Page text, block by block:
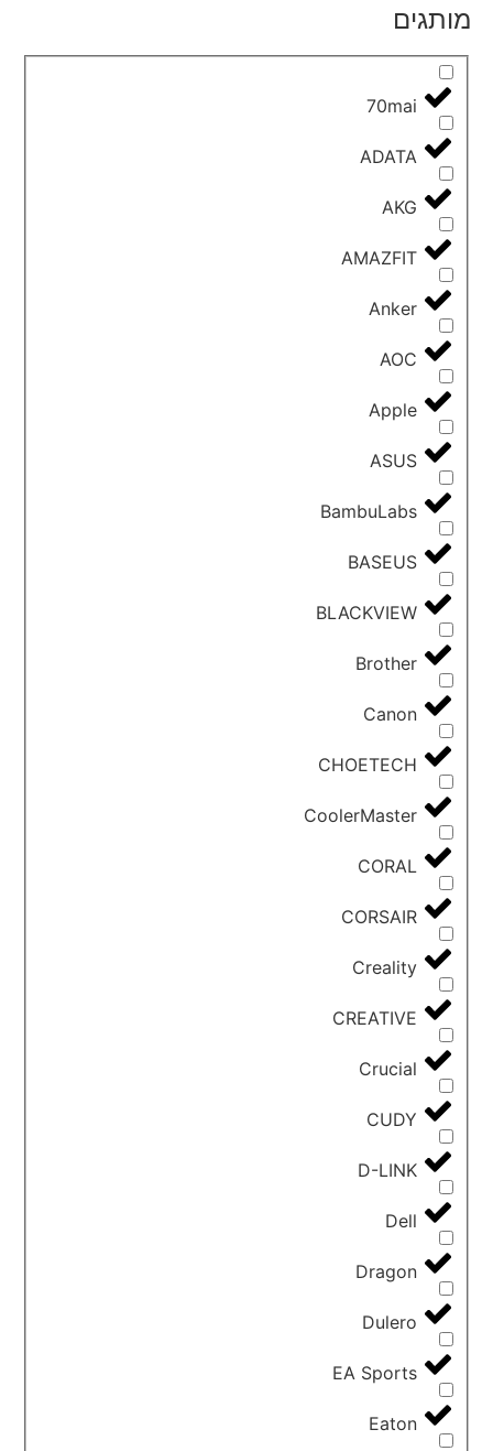
מותגים
70mai
ADATA
AKG
AMAZFIT
Anker
AOC
Apple
ASUS
BambuLabs
BASEUS
BLACKVIEW
Brother
Canon
CHOETECH
CoolerMaster
CORAL
CORSAIR
Creality
CREATIVE
Crucial
CUDY
D-LINK
Dell
Dragon
Dulero
EA Sports
Eaton